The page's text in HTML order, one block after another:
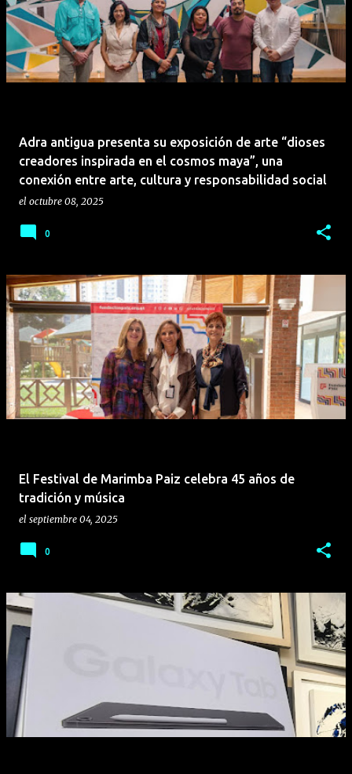
Adra antigua presenta su exposición de arte “dioses
creadores inspirada en el cosmos maya”, una
conexión entre arte, cultura y responsabilidad social
el octubre 08, 2025
0
El Festival de Marimba Paiz celebra 45 años de
tradición y música
el septiembre 04, 2025
0